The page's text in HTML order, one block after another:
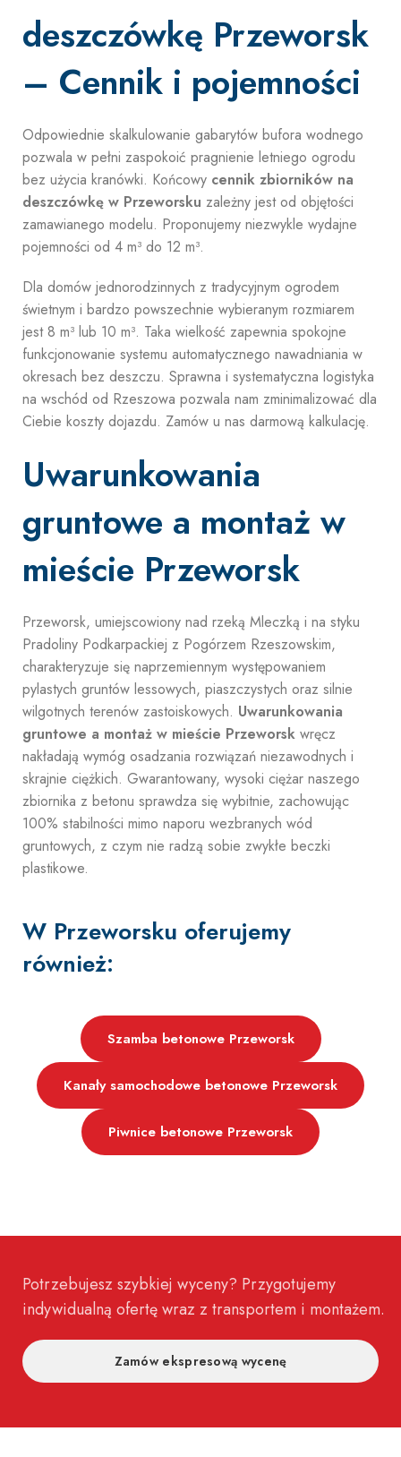
deszczówkę Przeworsk
– Cennik i pojemności
Odpowiednie skalkulowanie gabarytów bufora wodnego
pozwala w pełni zaspokoić pragnienie letniego ogrodu
bez użycia kranówki. Końcowy cennik zbiorników na
deszczówkę w Przeworsku zależny jest od objętości
zamawianego modelu. Proponujemy niezwykle wydajne
pojemności od 4 m³ do 12 m³.
Dla domów jednorodzinnych z tradycyjnym ogrodem
świetnym i bardzo powszechnie wybieranym rozmiarem
jest 8 m³ lub 10 m³. Taka wielkość zapewnia spokojne
funkcjonowanie systemu automatycznego nawadniania w
okresach bez deszczu. Sprawna i systematyczna logistyka
na wschód od Rzeszowa pozwala nam zminimalizować dla
Ciebie koszty dojazdu. Zamów u nas darmową kalkulację.
Uwarunkowania
gruntowe a montaż w
mieście Przeworsk
Przeworsk, umiejscowiony nad rzeką Mleczką i na styku
Pradoliny Podkarpackiej z Pogórzem Rzeszowskim,
charakteryzuje się naprzemiennym występowaniem
pylastych gruntów lessowych, piaszczystych oraz silnie
wilgotnych terenów zastoiskowych. Uwarunkowania
gruntowe a montaż w mieście Przeworsk wręcz
nakładają wymóg osadzania rozwiązań niezawodnych i
skrajnie ciężkich. Gwarantowany, wysoki ciężar naszego
zbiornika z betonu sprawdza się wybitnie, zachowując
100% stabilności mimo naporu wezbranych wód
gruntowych, z czym nie radzą sobie zwykłe beczki
plastikowe.
W Przeworsku oferujemy
również:
Szamba betonowe Przeworsk
Kanały samochodowe betonowe Przeworsk
Piwnice betonowe Przeworsk
Potrzebujesz szybkiej wyceny? Przygotujemy
indywidualną ofertę wraz z transportem i montażem.
Zamów ekspresową wycenę